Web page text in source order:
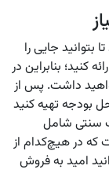
بتوانید جایی را
کنید؛ بنابراین در
داشت. پس از
بودجه تهیه کنید
سنتی شامل
که در هیچ‌کدام از
امید به فروش